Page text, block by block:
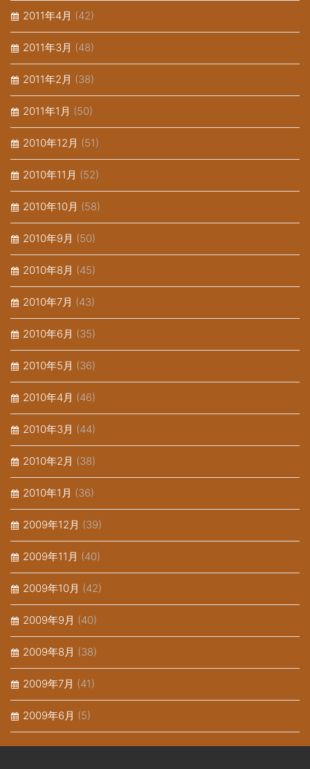
2011年4月 (42)
2011年3月 (48)
2011年2月 (38)
2011年1月 (50)
2010年12月 (51)
2010年11月 (52)
2010年10月 (58)
2010年9月 (50)
2010年8月 (45)
2010年7月 (43)
2010年6月 (35)
2010年5月 (36)
2010年4月 (46)
2010年3月 (44)
2010年2月 (38)
2010年1月 (36)
2009年12月 (39)
2009年11月 (40)
2009年10月 (42)
2009年9月 (40)
2009年8月 (38)
2009年7月 (41)
2009年6月 (5)